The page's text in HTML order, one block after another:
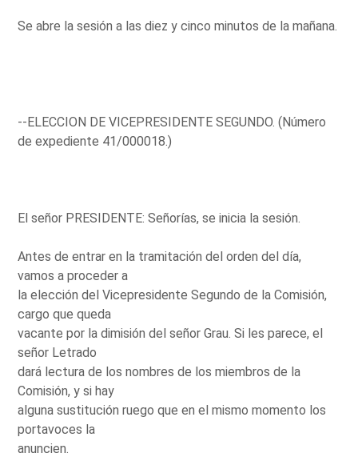
Se abre la sesión a las diez y cinco minutos de la mañana.
--ELECCION DE VICEPRESIDENTE SEGUNDO. (Número
de expediente 41/000018.)
El señor PRESIDENTE: Señorías, se inicia la sesión.
Antes de entrar en la tramitación del orden del día,
vamos a proceder a
la elección del Vicepresidente Segundo de la Comisión,
cargo que queda
vacante por la dimisión del señor Grau. Si les parece, el
señor Letrado
dará lectura de los nombres de los miembros de la
Comisión, y si hay
alguna sustitución ruego que en el mismo momento los
portavoces la
anuncien.